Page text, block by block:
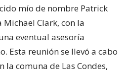
mío de nombre Patrick
Clark, con la
eventual asesoría
Esta reunión se llevó a cabo
la comuna de Las Condes,